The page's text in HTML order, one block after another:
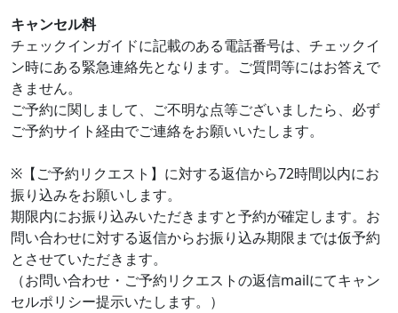
キャンセル料
チェックインガイドに記載のある電話番号は、チェックイ
ン時にある緊急連絡先となります。ご質問等にはお答えで
きません。
ご予約に関しまして、ご不明な点等ございましたら、必ず
ご予約サイト経由でご連絡をお願いいたします。
※【ご予約リクエスト】に対する返信から72時間以内にお
振り込みをお願いします。
期限内にお振り込みいただきますと予約が確定します。お
問い合わせに対する返信からお振り込み期限までは仮予約
とさせていただきます。
（お問い合わせ・ご予約リクエストの返信mailにてキャン
セルポリシー提示いたします。）